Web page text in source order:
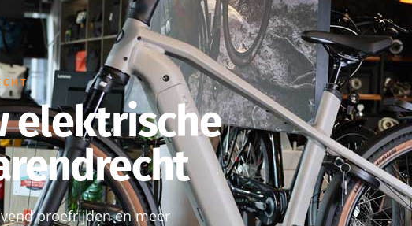
elektrische
proefrijden en meer